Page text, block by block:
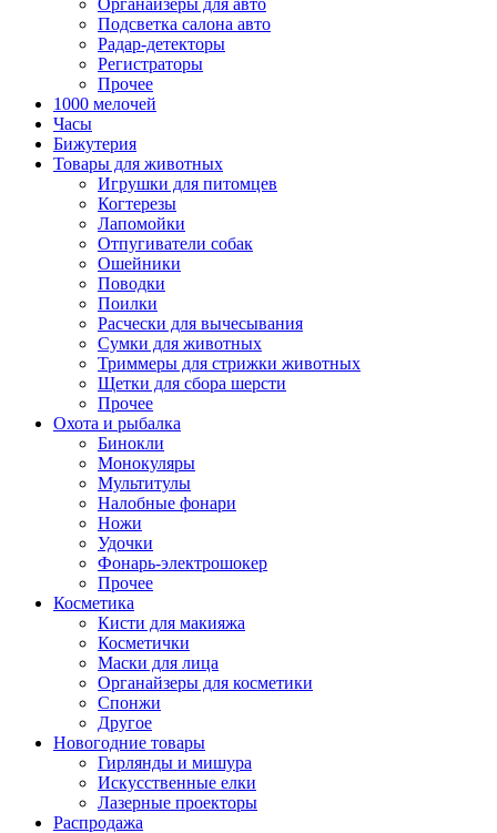
Органайзеры для авто
Подсветка салона авто
Радар-детекторы
Регистраторы
Прочее
1000 мелочей
Часы
Бижутерия
Товары для животных
Игрушки для питомцев
Когтерезы
Лапомойки
Отпугиватели собак
Ошейники
Поводки
Поилки
Расчески для вычесывания
Сумки для животных
Триммеры для стрижки животных
Щетки для сбора шерсти
Прочее
Охота и рыбалка
Бинокли
Монокуляры
Мультитулы
Налобные фонари
Ножи
Удочки
Фонарь-электрошокер
Прочее
Косметика
Кисти для макияжа
Косметички
Маски для лица
Органайзеры для косметики
Спонжи
Другое
Новогодние товары
Гирлянды и мишура
Искусственные елки
Лазерные проекторы
Распродажа